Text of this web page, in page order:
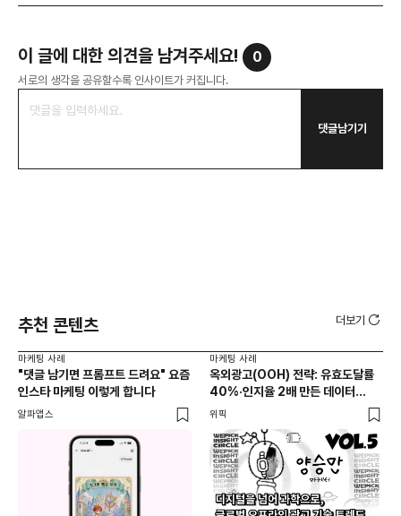
이 글에 대한 의견을 남겨주세요! 0
서로의 생각을 공유할수록 인사이트가 커집니다.
댓글남기기
추천 콘텐츠 더보기
마케팅 사례
"댓글 남기면 프롬프트 드려요" 요즘
인스타 마케팅 이렇게 합니다
알파앱스
마케팅 사례
옥외광고(OOH) 전략: 유효도달률
40%·인지율 2배 만든 데이터
활용법 | 애드타입 양승만 이사
위픽